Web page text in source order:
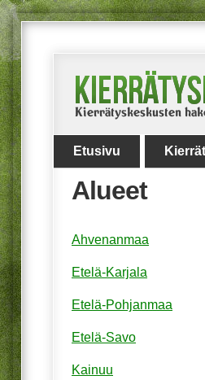
Etusivu
Alueet
Ahvenanmaa
Etelä-Karjala
Etelä-Pohjanmaa
Etelä-Savo
Kainuu